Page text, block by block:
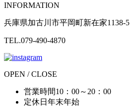
INFORMATION
兵庫県加古川市平岡町新在家1138-5
TEL.079-490-4870
OPEN / CLOSE
営業時間10：00～20：00
定休日 年末年始